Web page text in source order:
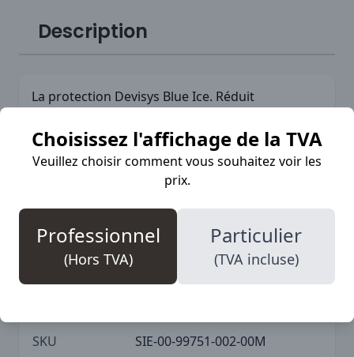
Choisissez l'affichage de la TVA
Veuillez choisir comment vous souhaitez voir les
prix.
Professionnel
(Hors TVA)
Particulier
(TVA incluse)
Description
La protection Devisys Blue Ice. Réduit
L’antidérapant Spiky Plus est utilisable avec
n’importe quelles chaussures. Facile à mettre en
place, il améliore l’adhérence de manière
Plus d'informations
SKU
SIE-00-99751-002-00M